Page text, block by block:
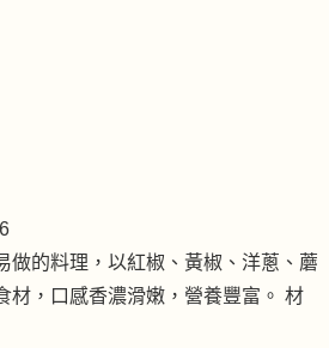
做的料理，以紅椒、黃椒、洋蔥、蘑
材，口感香濃滑嫩，營養豐富。 材